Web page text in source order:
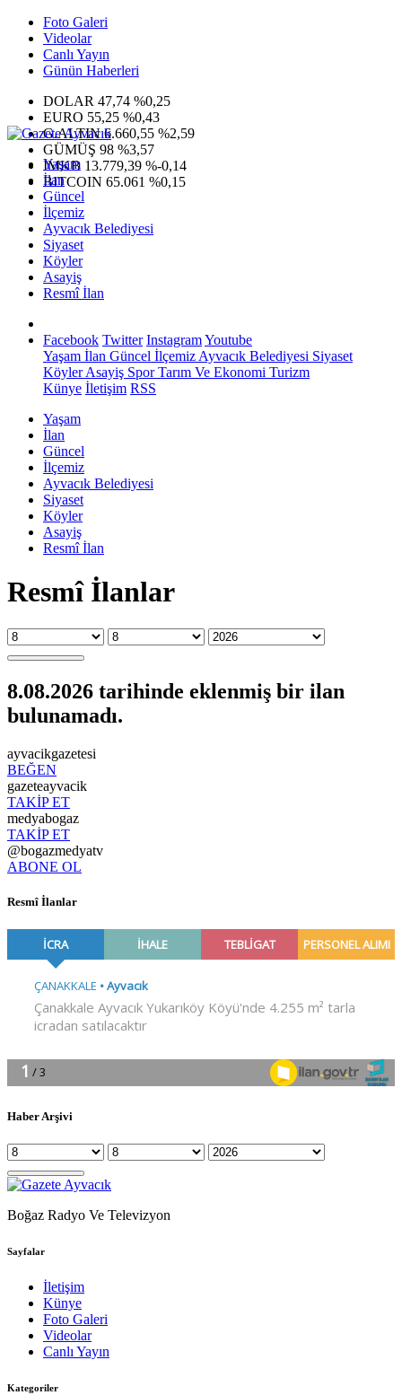
Foto Galeri
Videolar
Canlı Yayın
Günün Haberleri
DOLAR 47,74 %0,25
EURO 55,25 %0,43
G.ALTIN6.660,55 %2,59
GÜMÜŞ 98 %3,57
IMKB 13.779,39 %-0,14
BITCOIN 65.061 %0,15
Yaşam
İlan
Güncel
İlçemiz
Ayvacık Belediyesi
Siyaset
Köyler
Asayiş
Resmî İlan
Facebook Twitter InstagramYoutube
Yaşam İlan Güncel İlçemiz Ayvacık Belediyesi Siyaset
KöylerAsayiş SporTarım Ve Ekonomi Turizm
Künye İletişim RSS
Yaşam
İlan
Güncel
İlçemiz
Ayvacık Belediyesi
Siyaset
Köyler
Asayiş
Resmî İlan
Resmî İlanlar
8.08.2026 tarihinde eklenmiş bir ilan
bulunamadı.
ayvacikgazetesi
BEĞEN
gazeteayvacik
TAKİP ET
medyabogaz
TAKİP ET
@bogazmedyatv
ABONE OL
Resmî İlanlar
Haber Arşivi
Boğaz Radyo Ve Televizyon
Sayfalar
İletişim
Künye
Foto Galeri
Videolar
Canlı Yayın
Kategoriler